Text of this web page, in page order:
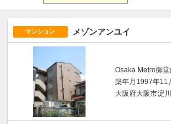
マンション メゾンアンユイ
Osaka Metro御
築年月1997年11
大阪府大阪市淀